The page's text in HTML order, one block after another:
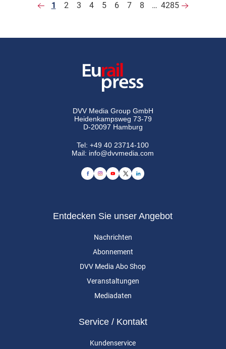
1 2 3 4 5 6 7 8 … 4285
DVV Media Group GmbH
Heidenkampsweg 73-79
D-20097 Hamburg
Tel:+49 40 23714-100
Mail: info@dvvmedia.com
Entdecken Sie unser Angebot
Nachrichten
Abonnement
DVV Media Abo Shop
Veranstaltungen
Mediadaten
Service / Kontakt
Kundenservice